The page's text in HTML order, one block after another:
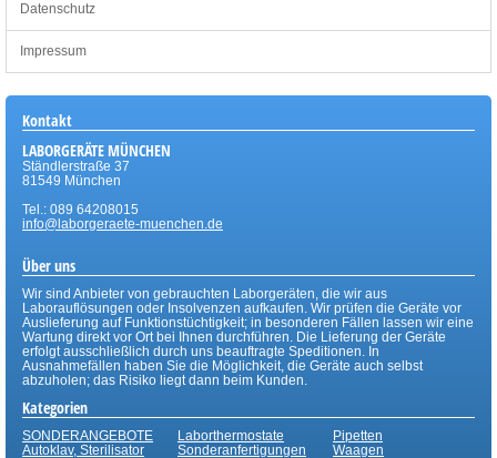
Datenschutz
Impressum
Kontakt
LABORGERÄTE MÜNCHEN
Ständlerstraße 37
81549 München
Tel.: 089 64208015
info@laborgeraete-muenchen.de
Über uns
Wir sind Anbieter von gebrauchten Laborgeräten, die wir aus
Laborauflösungen oder Insolvenzen aufkaufen. Wir prüfen die Geräte vor
Auslieferung auf Funktionstüchtigkeit; in besonderen Fällen lassen wir eine
Wartung direkt vor Ort bei Ihnen durchführen. Die Lieferung der Geräte
erfolgt ausschließlich durch uns beauftragte Speditionen. In
Ausnahmefällen haben Sie die Möglichkeit, die Geräte auch selbst
abzuholen; das Risiko liegt dann beim Kunden.
Kategorien
SONDERANGEBOTE
Autoklav, Sterilisator
Laborthermostate
Sonderanfertigungen
Pipetten
Waagen